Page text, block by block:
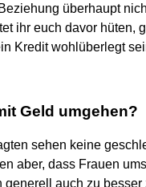
überhaupt
ihr euch davor
Kredit wohlüberlegt
Geld umgehen?
sehen keine
aber, dass Frauen
auch zu